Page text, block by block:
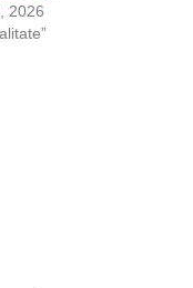
2026